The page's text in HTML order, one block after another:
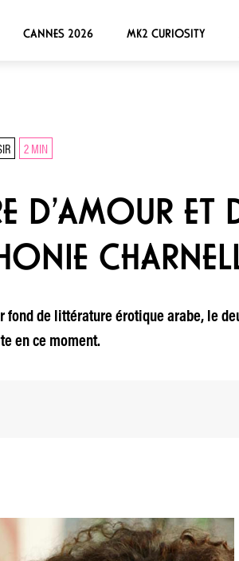
CANNES 2026 MK2 CURIOSITY
2 MIN
D’AMOUR ET
fond de littérature érotique arabe, le
en ce moment.